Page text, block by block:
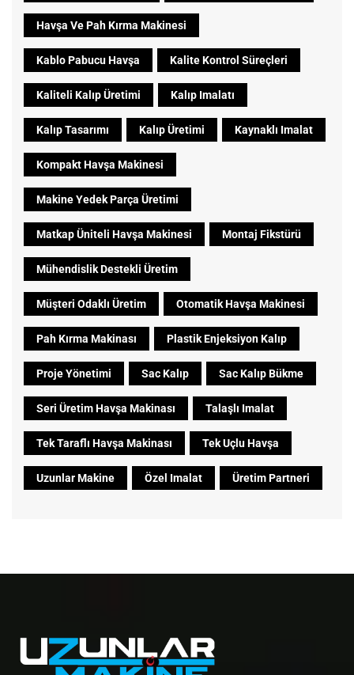
Havşa Ve Pah Kırma Makinesi
Kablo Pabucu Havşa Kalite Kontrol Süreçleri
Kaliteli Kalıp Üretimi Kalıp Imalatı
Kalıp Tasarımı Kalıp Üretimi Kaynaklı Imalat
Kompakt Havşa Makinesi
Makine Yedek Parça Üretimi
Matkap Üniteli Havşa Makinesi Montaj Fikstürü
Mühendislik Destekli Üretim
Müşteri Odaklı Üretim Otomatik Havşa Makinesi
Pah Kırma Makinası Plastik Enjeksiyon Kalıp
Proje Yönetimi Sac Kalıp Sac Kalıp Bükme
Seri Üretim Havşa Makinası Talaşlı Imalat
Tek Taraflı Havşa Makinası Tek Uçlu Havşa
Uzunlar Makine Özel Imalat Üretim Partneri